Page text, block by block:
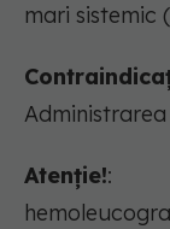
mari sistemic
Atenție!: